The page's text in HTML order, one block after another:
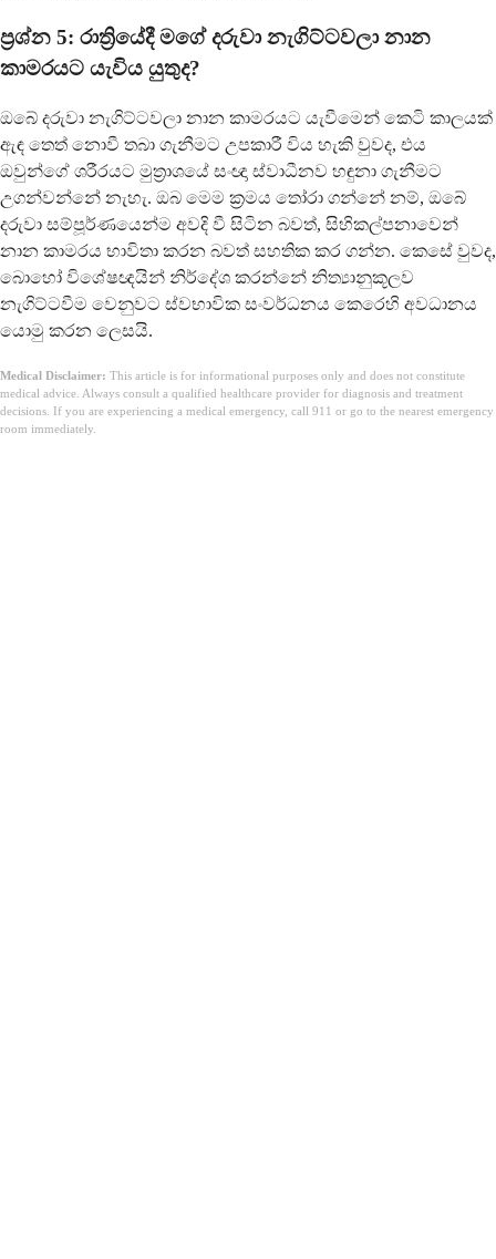
ප්‍රශ්න 5: රාත්‍රියේදී මගේ දරුවා නැගිට්ටවලා නාන
කාමරයට යැවිය යුතුද?
ඔබේ දරුවා නැගිට්ටවලා නාන කාමරයට යැවීමෙන් කෙටි කාලයක්
ඇඳ තෙත් නොවී තබා ගැනීමට උපකාරී විය හැකි වුවද, එය
ඔවුන්ගේ ශරීරයට මුත්‍රාශයේ සංඥා ස්වාධීනව හඳුනා ගැනීමට
උගන්වන්නේ නැහැ. ඔබ මෙම ක්‍රමය තෝරා ගන්නේ නම්, ඔබේ
දරුවා සම්පූර්ණයෙන්ම අවදි වී සිටින බවත්, සිහිකල්පනාවෙන්
නාන කාමරය භාවිතා කරන බවත් සහතික කර ගන්න. කෙසේ වුවද,
බොහෝ විශේෂඥයින් නිර්දේශ කරන්නේ නිත්‍යානුකූලව
නැගිට්ටවීම වෙනුවට ස්වභාවික සංවර්ධනය කෙරෙහි අවධානය
යොමු කරන ලෙසයි.
Medical Disclaimer: This article is for informational purposes only and does not constitute
medical advice. Always consult a qualified healthcare provider for diagnosis and treatment
decisions. If you are experiencing a medical emergency, call 911 or go to the nearest emergency
room immediately.